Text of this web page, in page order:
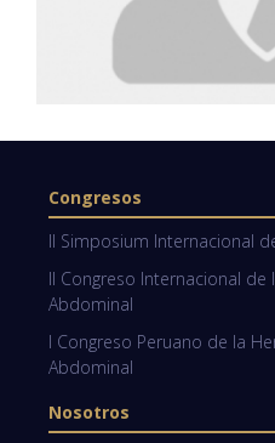
Congresos
II Simposium Internacional
II Congreso Internacional de
Abdominal
I Congreso Peruano de la
Abdominal
Nosotros